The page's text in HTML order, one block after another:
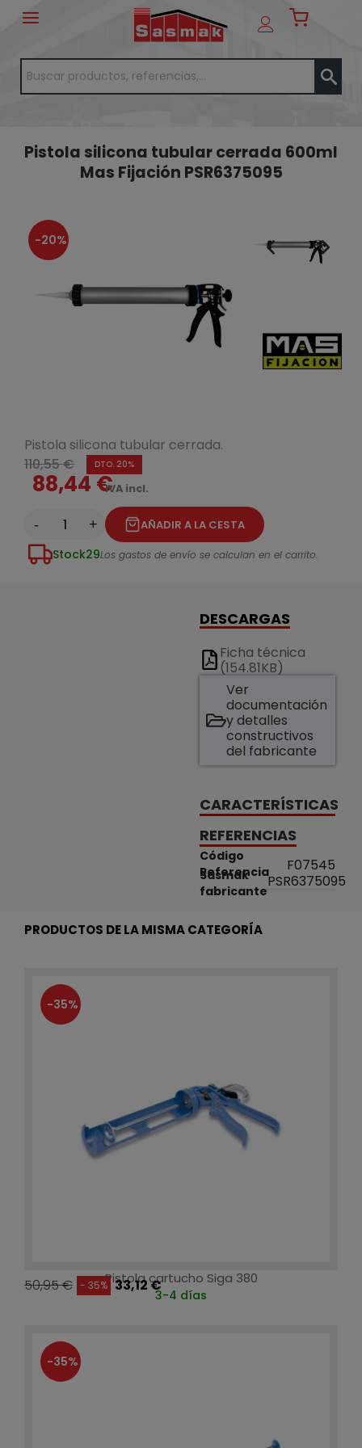
Pistola silicona tubular cerrada 600ml
Mas Fijación PSR6375095
-20%
Pistola silicona tubular cerrada.
110,55 €
DTO. 20%
88,44 €IVA incl.
- + AÑADIR A LA CESTA
Stock29Los gastos de envío se calculan en el carrito.
DESCARGAS
Ficha técnica
(154.81KB)
Ver
documentación
y detalles
constructivos
del fabricante
CARACTERÍSTICAS
REFERENCIAS
Código
Sasmak
F07545
Referencia
fabricante
PSR6375095
PRODUCTOS DE LA MISMA CATEGORÍA
-35%
Pistola cartucho Siga 380
50,95 € - 35% 33,12 €
3-4 días
-35%